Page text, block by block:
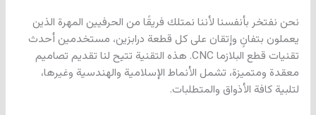
نحن نفتخر بأنفسنا لأننا نمتلك فريقًا من الحرفيين المهرة الذين
يعملون بتفانٍ وإتقان على كل قطعة درابزين، مستخدمين أحدث
تقنيات قطع البلازما CNC. هذه التقنية تتيح لنا تقديم تصاميم
معقدة ومتميزة، تشمل الأنماط الإسلامية والهندسية وغيرها،
لتلبية كافة الأذواق والمتطلبات.